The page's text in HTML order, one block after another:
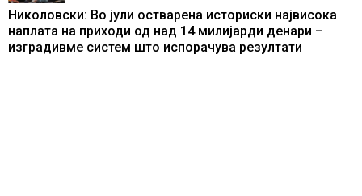
Николовски: Во јули остварена историски највисока
наплата на приходи од над 14 милијарди денари –
изградивме систем што испорачува резултати